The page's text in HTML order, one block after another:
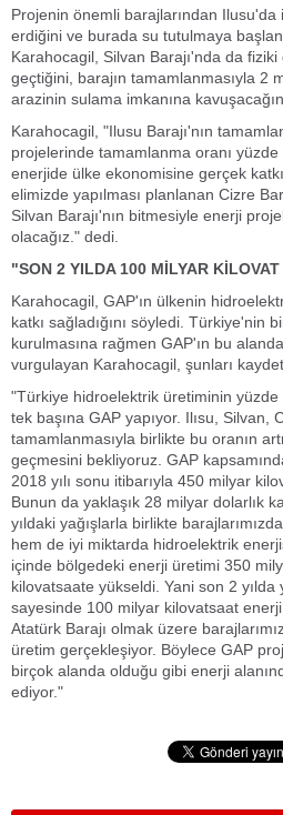
Projenin önemli barajlarından Ilusu'da
erdiğini ve burada su tutulmaya
Karahocagil, Silvan Barajı'nda da
geçtiğini, barajın tamamlanmasıyla 2
arazinin sulama imkanına
Karahocagil, "Ilusu Barajı'nın
projelerinde tamamlanma oranı yüzde
enerjide ülke ekonomisine gerçek
elimizde yapılması planlanan Cizre
Silvan Barajı'nın bitmesiyle enerji
olacağız." dedi.
"SON 2 YILDA 100 MİLYAR
Karahocagil, GAP'ın ülkenin
katkı sağladığını söyledi. Türkiye'nin
kurulmasına rağmen GAP'ın bu
vurgulayan Karahocagil, şunları
"Türkiye hidroelektrik üretiminin yüzde
tek başına GAP yapıyor. Ilısu, Silvan,
tamamlanmasıyla birlikte bu oranın
geçmesini bekliyoruz. GAP
2018 yılı sonu itibarıyla 450 milyar
Bunun da yaklaşık 28 milyar dolarlık
yıldaki yağışlarla birlikte
hem de iyi miktarda hidroelektrik
içinde bölgedeki enerji üretimi 350
kilovatsaate yükseldi. Yani son 2 yılda
sayesinde 100 milyar kilovatsaat
Atatürk Barajı olmak üzere
üretim gerçekleşiyor. Böylece GAP
birçok alanda olduğu gibi enerji
ediyor."